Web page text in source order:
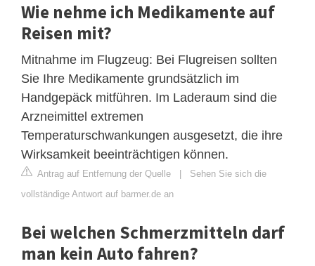
Wie nehme ich Medikamente auf
Reisen mit?
Mitnahme im Flugzeug: Bei Flugreisen sollten
Sie Ihre Medikamente grundsätzlich im
Handgepäck mitführen. Im Laderaum sind die
Arzneimittel extremen
Temperaturschwankungen ausgesetzt, die ihre
Wirksamkeit beeinträchtigen können.
Antrag auf Entfernung der Quelle
Sehen Sie sich die
vollständige Antwort auf barmer.de an
Bei welchen Schmerzmitteln darf
man kein Auto fahren?